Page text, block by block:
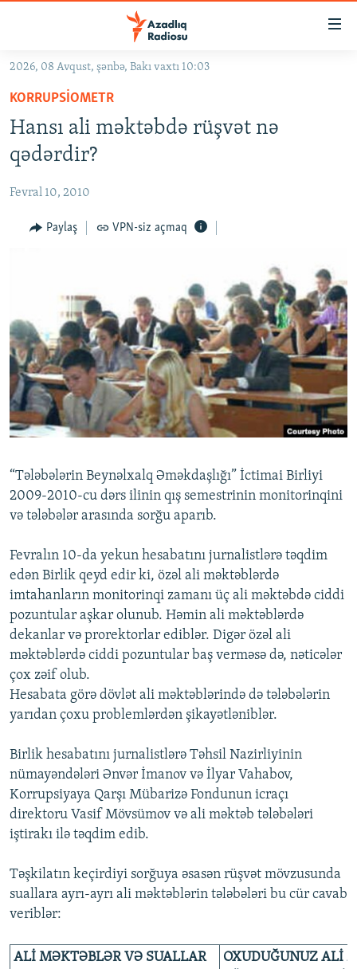
Əsas
qayıt
Əsas
naviqasiyaya
qayıt
Axtarışa
GÜNDƏM
KORRUPSIOMETR
#ƏSLINDƏ
FƏRQƏ BAX
QANUNI DOĞRU
FOTOQALEREYA
İNFOQRAFIKA
KARIKATURA
RADIO ARXIV
OXU ZALI
AZƏRBAYCAN ƏDƏBIYYATI KITABXANASI
İSLAM VƏ DEMOKRATIYA
İZ - MƏDƏNIYYƏT PROQRAMI
HAQQIMIZDA
MISSIYAMIZ
PEŞƏ ETIKASI VƏ JURNALISTIKA STANDARTLARIMIZ
MATERIALLARIMIZDAN ISTIFADƏ
XƏBƏR BÜLLETENLƏRIMIZ
BIZI IZLƏ
2026, 08 Avqust, şənbə, Bakı vaxtı 10:03
KORRUPSIOMETR
Hansı ali məktəbdə rüşvət nə
qədərdir?
Fevral 10, 2010
Paylaş VPN-siz açmaq
“Tələbələrin Beynəlxalq Əməkdaşlığı” İctimai Birliyi
2009-2010-cu dərs ilinin qış semestrinin monitorinqini
və tələbələr arasında sorğu aparıb.
Fevralın 10-da yekun hesabatını jurnalistlərə təqdim
edən Birlik qeyd edir ki, özəl ali məktəblərdə
imtahanların monitorinqi zamanı üç ali məktəbdə ciddi
pozuntular aşkar olunub. Həmin ali məktəblərdə
dekanlar və prorektorlar ediblər. Digər özəl ali
məktəblərdə ciddi pozuntular baş verməsə də, nəticələr
çox zəif olub.
Hesabata görə dövlət ali məktəblərində də tələbələrin
yarıdan çoxu problemlərdən şikayətləniblər.
Birlik hesabatını jurnalistlərə Təhsil Nazirliyinin
nümayəndələri Ənvər İmanov və İlyar Vahabov,
Korrupsiyaya Qarşı Mübarizə Fondunun icraçı
direktoru Vasif Mövsümov və ali məktəb tələbələri
iştirakı ilə təqdim edib.
Təşkilatın keçirdiyi sorğuya əsasən rüşvət mövzusunda
suallara ayrı-ayrı ali məktəblərin tələbələri bu cür cavab
veriblər:
ALİ MƏKTƏBLƏR VƏ SUALLAR
OXUDUĞUNUZ ALİ